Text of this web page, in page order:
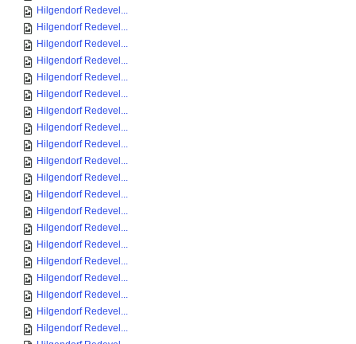
Hilgendorf Redevel...
Hilgendorf Redevel...
Hilgendorf Redevel...
Hilgendorf Redevel...
Hilgendorf Redevel...
Hilgendorf Redevel...
Hilgendorf Redevel...
Hilgendorf Redevel...
Hilgendorf Redevel...
Hilgendorf Redevel...
Hilgendorf Redevel...
Hilgendorf Redevel...
Hilgendorf Redevel...
Hilgendorf Redevel...
Hilgendorf Redevel...
Hilgendorf Redevel...
Hilgendorf Redevel...
Hilgendorf Redevel...
Hilgendorf Redevel...
Hilgendorf Redevel...